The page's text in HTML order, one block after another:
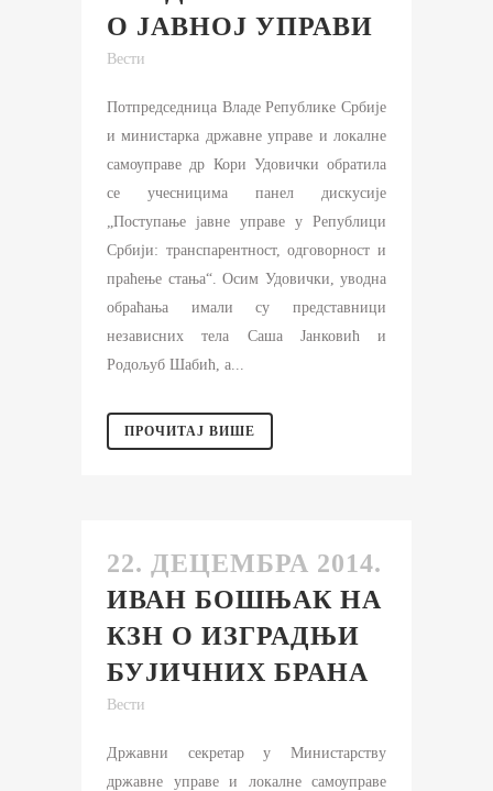
О ЈАВНОЈ УПРАВИ
Вести
Потпредседница Владе Републике Србије
и министарка државне управе и локалне
самоуправе др Кори Удовички обратила
се учесницима панел дискусије
„Поступање јавне управе у Републици
Србији: транспарентност, одговорност и
праћење стања“. Осим Удовички, уводна
обраћања имали су представници
независних тела Саша Јанковић и
Родољуб Шабић, а...
ПРОЧИТАЈ ВИШЕ
22. ДЕЦЕМБРА 2014.
ИВАН БОШЊАК НА
КЗН О ИЗГРАДЊИ
БУЈИЧНИХ БРАНА
Вести
Државни секретар у Министарству
државне управе и локалне самоуправе